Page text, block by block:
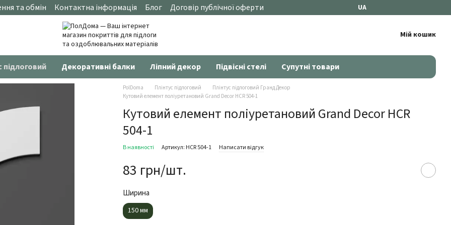
та обмін Контактна інформація Блог Договір публічної оферти UA
Мій кошик
підлоговий Декоративні балки Ліпний декор Підвісні стелі Супутні товари
PolDoma Плінтус підлоговий
Плінтус підлоговий Гранд Декор
Кутовий елемент поліуретановий Grand Decor HCR 504-1
Кутовий елемент поліуретановий Grand Decor HCR
504-1
В наявності Артикул: HCR 504-1 Написати відгук
83 грн/шт.
Ширина
150 мм